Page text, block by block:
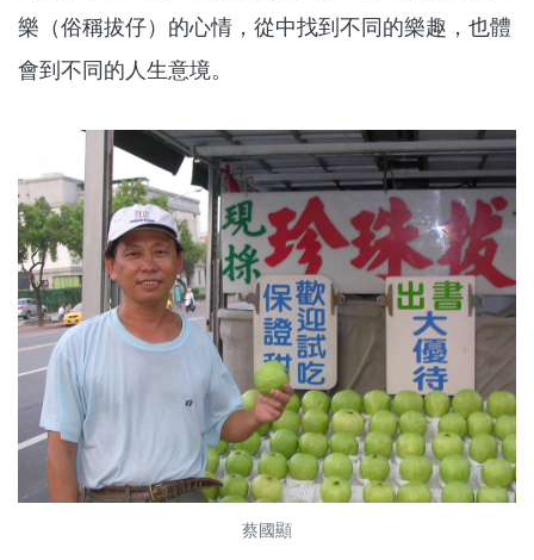
樂（俗稱拔仔）的心情，從中找到不同的樂趣，也體
會到不同的人生意境。
蔡國顯